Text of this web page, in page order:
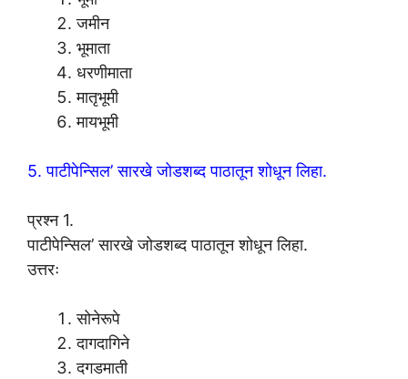
जमीन
भूमाता
धरणीमाता
मातृभूमी
मायभूमी
5. पाटीपेन्सिल’ सारखे जोडशब्द पाठातून शोधून लिहा.
प्रश्न 1.
पाटीपेन्सिल’ सारखे जोडशब्द पाठातून शोधून लिहा.
उत्तरः
सोनेरूपे
दागदागिने
दगडमाती